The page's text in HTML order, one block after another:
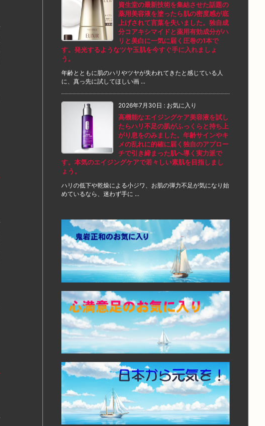
資生堂の最新技術を集結させた話題の
薬用美容液を塗ったら肌の密度感が底
上げされて言葉を失いました。独自成
分コアキシマイドと薬用有効成分がハ
リと美白に一気に届く圧巻の1本で
す。発光するようなツヤ玉肌を今すぐ手に入れましょ
う。
年齢とともに肌のハリやツヤが失われてきたと感じている人
に、真っ先に試してほしい画 ...
2026年7月30日 : お気に入り
高機能なエイジングケア美容液を試し
たらハリ不足の肌がふっくらと持ち上
がり息をのみました。年齢サインやキ
メの乱れに的確に届く独自のアプロー
チで引き締まった肌へ導く実力派で
す。本気のエイジングケアで若々しい素肌を目指しまし
ょう。
ハリの低下や乾燥による小ジワ、お肌の弾力不足が気になり始
めているなら、迷わず手に ...